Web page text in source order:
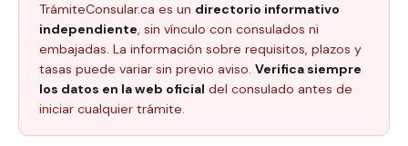
TrámiteConsular.ca es un directorio informativo
independiente, sin vínculo con consulados ni
embajadas. La información sobre requisitos, plazos y
tasas puede variar sin previo aviso. Verifica siempre
los datos en la web oficial del consulado antes de
iniciar cualquier trámite.